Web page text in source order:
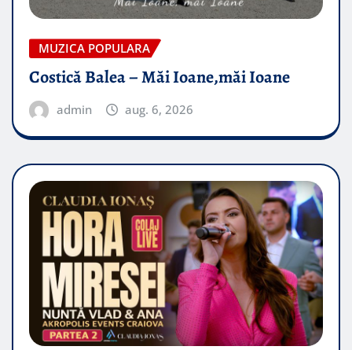
MUZICA POPULARA
Costică Balea – Măi Ioane,măi Ioane
admin aug. 6, 2026